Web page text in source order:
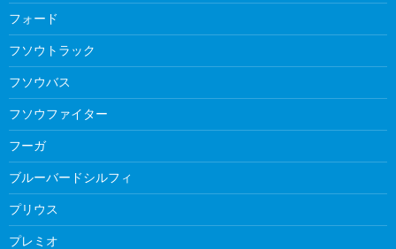
フォード
フソウトラック
フソウバス
フソウファイター
フーガ
ブルーバードシルフィ
プリウス
プレミオ